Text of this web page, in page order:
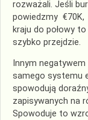
rozważali. Jeśli
powiedzmy €70K,
kraju do połowy
szybko przejdzie.
Innym
samego systemu
spowodują
zapisywanych na
Spowoduje to